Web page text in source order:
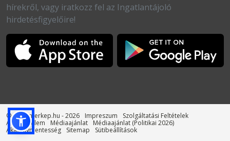
hírekről, vagy iratkozz fel az Ingatlantájoló
hirdetésfigyelőire!
© otthonterkep.hu - 2026 Impreszum
Szolgáltatási Feltételek
Adatvédelem
Médiaajánlat
Médiaajánlat (Politikai 2026)
Akadálymentesség
Sitemap Sütibeállítások